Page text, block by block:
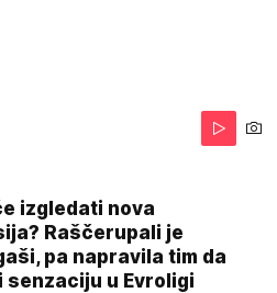
izgledati nova
Raščerupali je
pa napravila tim da
senzaciju u Evroligi